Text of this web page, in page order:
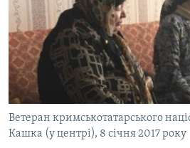
ДЕПОРТАЦІЯ
ВІДЕОУРОКИ «ELIFBE»
СВІДЧЕННЯ ОКУПАЦІЇ
УКРАЇНСЬКА ПРОБЛЕМА КРИМУ
ІНФОГРАФІКА
ЯК ОБІЙТИ БЛОКУВАННЯ
Русский
Qırımtatar
ДОЛУЧАЙСЯ!
Ветеран кримськотатарського
Кашка (у центрі), 8 січня 2017 року